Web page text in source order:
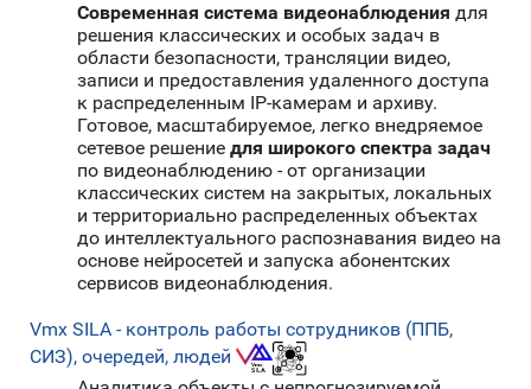
Современная система видеонаблюдения для
решения классических и особых задач в
области безопасности, трансляции видео,
записи и предоставления удаленного доступа
к распределенным IP-камерам и архиву.
Готовое, масштабируемое, легко внедряемое
сетевое решение для широкого спектра задач
по видеонаблюдению - от организации
классических систем на закрытых, локальных
и территориально распределенных объектах
до интеллектуального распознавания видео на
основе нейросетей и запуска абонентских
сервисов видеонаблюдения.
Vmx SILA - контроль работы сотрудников (ППБ,
СИЗ), очередей, людей